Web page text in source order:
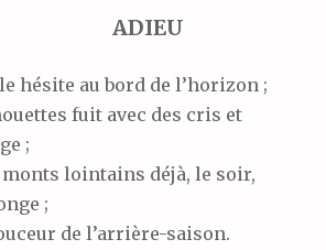
ADIEU
hésite au bord de l’horizon ;
fuit avec des cris et
;
monts lointains déjà, le soir,
;
de l’arrière-saison.